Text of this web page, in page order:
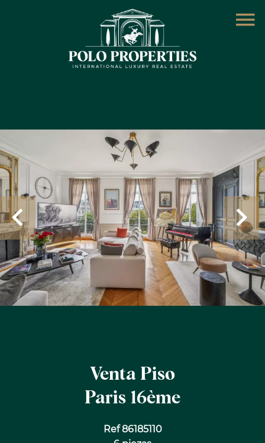
Venta Piso
Paris 16ème
Ref 86185110